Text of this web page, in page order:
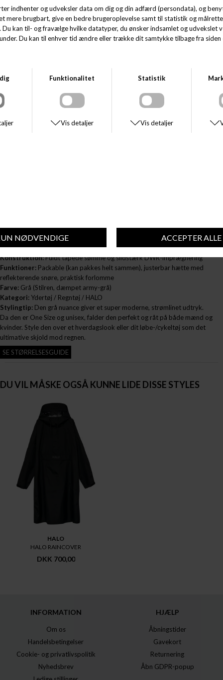
militærdesign.
Lad ikke det uforudsigelige danske vejr sætte en stopper for din dag.
Med HALO Raincover i en flot, dæmpet grå nuance får du den ultimative
fusion af tech-wear og urban street-stil. Denne funktionelle
Regnjakken er spækket med højfunktionelle detaljer, der præsterer, når
DWR-imprægnering (Durable Water Repellent) og harfuldt tapede
sømme
. Med et solidtvandsøjletryk på 8.000 mmer den 100%
med overskydende kropsvarme, når du er aktiv.
Designet trækker tydelige tråde til HALO’s ikoniske militærarv. Foran
trækkes over din normale jakke, strik eller T-shirt)
Tekniske specs:Vandsøjletryk 8.000 mm (Vandtæt) / Åndbarhed 5.000
(Høj komfort)
Konstruktion:Fuldt tapede sømme og slidstærk DWR-imprægnering
Funktioner: Packable (kan pakkes helt sammen), justerbar hætte med
reflekterende snøre, praktisk forlomme
Farve: Grå (Stilren, dæmpet army-grå)
Kategori: Ydertøj / Regntøj / HALO
Stylingtip: Den grå nuance giver et super moderne, strømlinet udtryk.
Da den er One Size og unisex, falder den perfekt og råt på både mænd og
kvinder. Style den over et hverdagslook eller dit løbe-/cykeltøj som det
ultimative skjold mod regnen.
SE STØRRELSESGUIDE
DU VIL MÅSKE OGSÅ KUNNE LIDE DISSE STYLES
HALO
HALO RAINCOVER
DKK 700,00
INFORMATION
Om os
Handelsbetingelser
Cookie- og privatlivspolitik
Nyhedsbrev
HJÆLP
Åbningstider
Gavekort
Returnering
Åbn GDPR-popup